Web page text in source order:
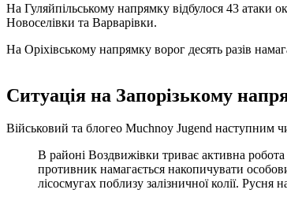
На Гуляйпільському напрямку відбулося 43 атаки
Новоселівки та Варварівки.
На Оріхівському напрямку ворог десять разів
Ситуація на Запорізькому
Військовий та блогео Muchnoy Jugend наступним
В районі Воздвижівки триває активна
противник намагається накопичувати
лісосмугах поблизу залізничної колії.